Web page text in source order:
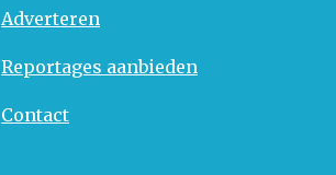
Adverteren
Reportages aanbieden
Contact